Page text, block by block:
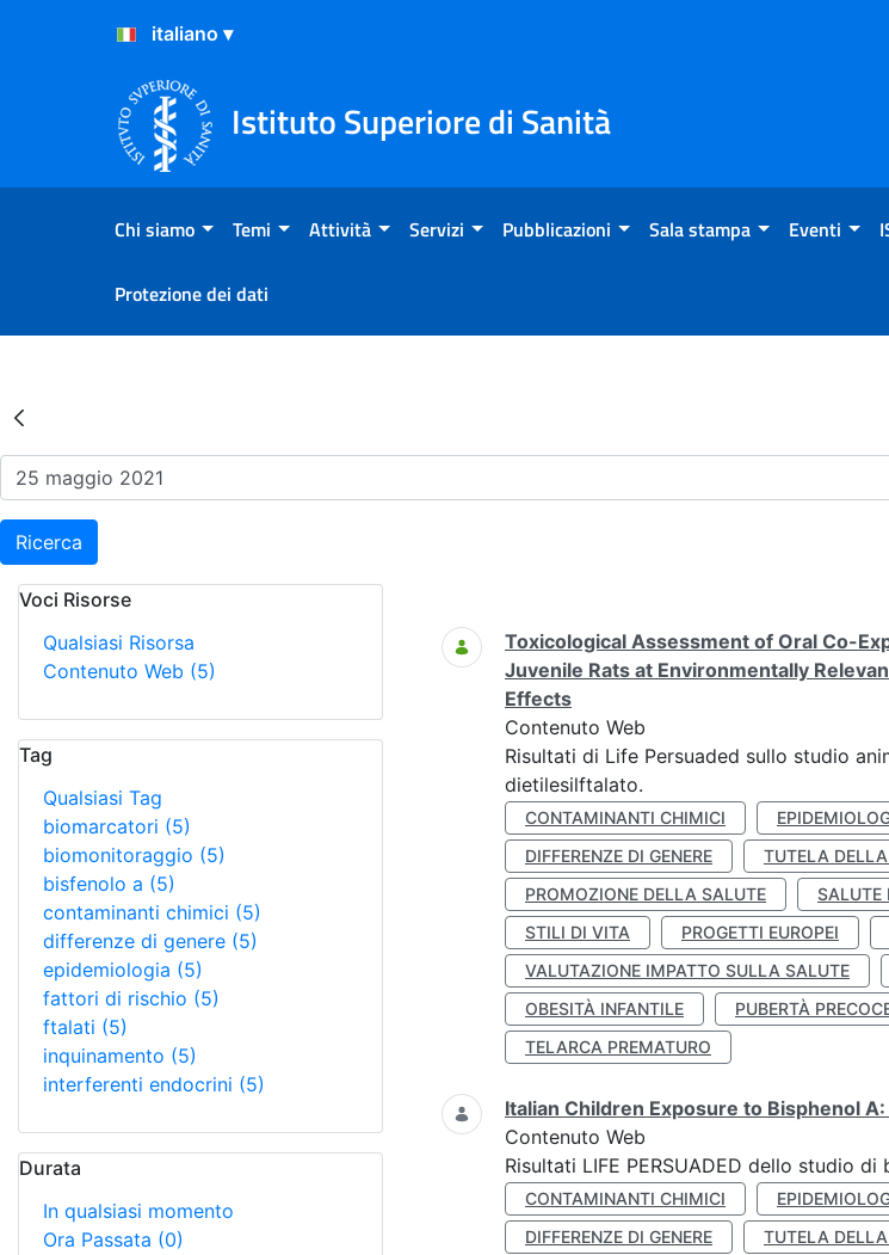
Salta al Contenuto
Salta al Footer
Istituto Superiore di Sanità
Chi siamo Temi Attività Servizi Pubblicazioni Sala stampa Eventi
Protezione dei dati
Risultati della Ricerca - Eventi
Ricerca
Voci Risorse
Qualsiasi Risorsa
Contenuto Web (5)
Tag
Qualsiasi Tag
biomarcatori (5)
biomonitoraggio (5)
bisfenolo a (5)
contaminanti chimici (5)
differenze di genere (5)
epidemiologia (5)
fattori di rischio (5)
ftalati (5)
inquinamento (5)
interferenti endocrini (5)
Durata
In qualsiasi momento
Ora Passata (0)
Ricerca
Toxicological Assessment of Oral Co-
Juvenile Rats at Environmentally
Effects
Contenuto Web
Risultati di Life Persuaded sullo studio
dietilesilftalato.
CONTAMINANTI CHIMICI
DIFFERENZE DI GENERE
TUTELA
PROMOZIONE DELLA SALUTE
SALUTE
STILI DI VITA
PROGETTI EUROPEI
VALUTAZIONE IMPATTO SULLA SALUTE
OBESITÀ INFANTILE
PUBERTÀ
TELARCA PREMATURO
Italian Children Exposure to Bisphenol
Contenuto Web
Risultati LIFE PERSUADED dello studio
CONTAMINANTI CHIMICI
DIFFERENZE DI GENERE
TUTELA